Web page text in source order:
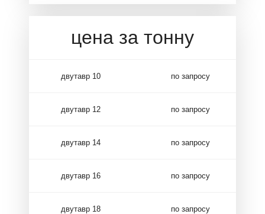
цена за тонну
двутавр 10 по запросу
двутавр 12 по запросу
двутавр 14 по запросу
двутавр 16 по запросу
двутавр 18 по запросу